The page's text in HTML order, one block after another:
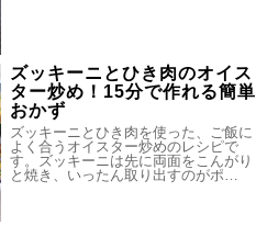
ズッキーニとひき肉のオイス
ター炒め！15分で作れる簡単
おかず
ズッキーニとひき肉を使った、ご飯に
よく合うオイスター炒めのレシピで
す。ズッキーニは先に両面をこんがり
と焼き、いったん取り出すのがポ…